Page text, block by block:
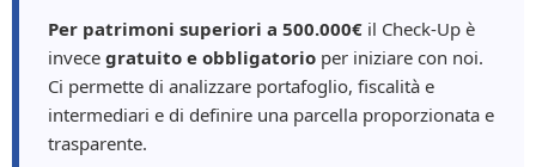
Per patrimoni superiori a 500.000€ il Check-Up è
invece gratuito e obbligatorio per iniziare con noi.
Ci permette di analizzare portafoglio, fiscalità e
intermediari e di definire una parcella proporzionata e
trasparente.